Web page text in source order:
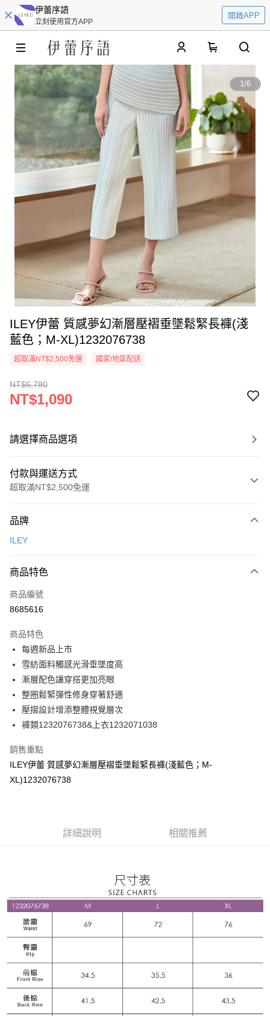
伊蕾序語
立刻使用官方APP
開啟APP
1/6
ILEY伊蕾 質感夢幻漸層壓褶垂墜鬆緊長褲(淺
藍色；M-XL)1232076738
超取滿NT$2,500免運 國家/地區配送
NT$6,780
NT$1,090
請選擇商品選項
付款與運送方式
超取滿NT$2,500免運
信用卡一次付款
3 期 0 利率 每期
合作金庫商業銀行
上海商業儲蓄銀行
臺灣中小企業銀行
匯豐（台灣）商業銀行
聯邦商業銀行
元大商業銀行
玉山商業銀行
台灣樂天信用卡公司
超商取貨付款
LINE Pay
Apple Pay
街口支付
悠遊付
全盈+PAY
大哥付你分期
【大哥付你分期使用說明】
1.本服務由台灣大哥大提供，台灣大哥大用戶可立即使用無須另外申請。
2.付款方式選擇「大哥付你分期」，訂單成立後會自動跳轉到大哥付的交易
消。如遇「轉專審核」未通過狀況，表示未達大哥付你分期系統評分，恕無
2.透過簡訊連結打開帳單後，可選擇「超商條碼／台灣大直營門市／銀行轉
帳／街口支付／iPASS MONEY」等通路繳費。
【注意事項】
1.本服務係由「台灣大哥大股份有限公司」（以下簡稱本公司）所提供，讓
用戶於交易時，得透過本服務購買商品或服務，並由商店將買賣／分期付款
買賣價金債權讓與本公司後，依約使用本公司帳單繳交帳款。
2.基於同意付款使用「大哥付你分期」之契約關係目的，商店將以您的個人
資料（包含姓名、電話或地址）提供予台灣大哥大進項蒐集、處理及利用，
由本公司與您本人進行分期帳單所需資料之確認、核對及更正。
3.完整用戶服務條款，請詳閱以下連結：
AFTEE先享後付
相關說明
２．便利：只要手機號碼，簡訊認證，即可結帳。
１．於結帳方式選擇「AFTEE先享後付」後，將跳轉至「AFTEE先享後付」
結帳頁面，進行簡訊認證並確認金額後，即可完成結帳。
２．訂單成立數日內，您將收到繳費通知簡訊。
３．收到繳費通知簡訊後14天內，點擊此簡訊中的連結，可透過四大超商／
ATM／網路銀行／等多元方式進行付款，方視為交易完成。
購買商品的店家。未經商家同意取消之訂單仍視為有效，需透過AFTEE先享
後付繳納相關費用。
是否繳費成功／繳費後需取消欲退款等相關疑問，請聯繫「AFTEE先享後付
客戶支援中心」https://netprotections.freshdesk.com/support/home
每筆NT$120，滿NT$2,500(含以上)免運費
萊爾富取貨付款
每筆NT$120，滿NT$2,500(含以上)免運費
付款後萊爾富取貨
每筆NT$120，滿NT$2,500(含以上)免運費
7-11取貨付款
每筆NT$120，滿NT$2,500(含以上)免運費
品牌
ILEY
商品特色
商品編號
8685616
商品特色
每週新品上市
雪紡面料觸感光滑垂墜度高
漸層配色讓穿搭更加亮眼
整圈鬆緊彈性修身穿著舒適
壓摺設計增添整體視覺層次
褲類1232076738&上衣1232071038
銷售重點
ILEY伊蕾 質感夢幻漸層壓褶垂墜鬆緊長褲(淺藍色；M-
XL)1232076738
詳細說明 相關推薦